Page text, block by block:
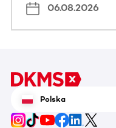
06.08.2026
Polska